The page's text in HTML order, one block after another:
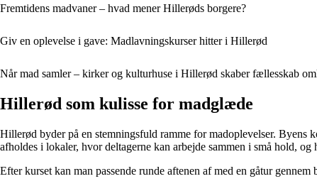
Fremtidens madvaner – hvad mener Hillerøds borgere?
Giv en oplevelse i gave: Madlavningskurser hitter i Hillerød
Når mad samler – kirker og kulturhuse i Hillerød skaber fællesskab
Hillerød som kulisse for madglæde
Hillerød byder på en stemningsfuld ramme for madoplevelser. Byens
afholdes i lokaler, hvor deltagerne kan arbejde sammen i små hold,
Efter kurset kan man passende runde aftenen af med en gåtur